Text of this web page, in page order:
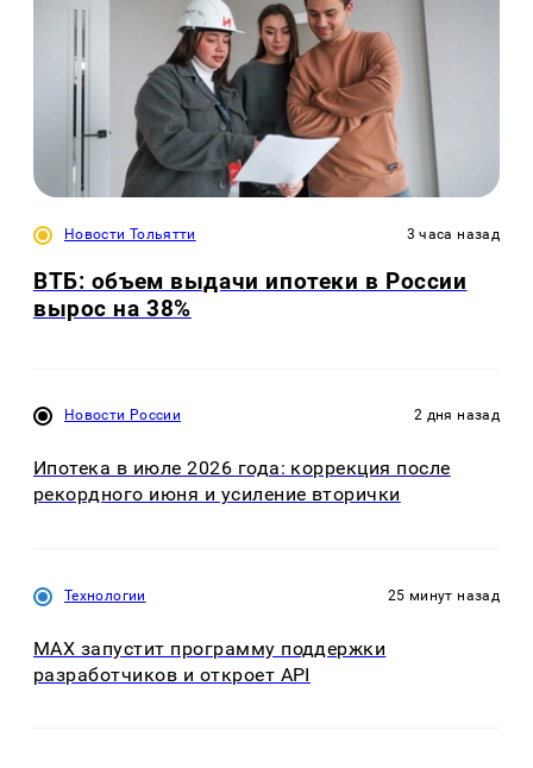
Новости Тольятти 3 часа назад
ВТБ: объем выдачи ипотеки в России
вырос на 38%
Новости России 2 дня назад
Ипотека в июле 2026 года: коррекция после
рекордного июня и усиление вторички
Технологии 25 минут назад
MAX запустит программу поддержки
разработчиков и откроет API